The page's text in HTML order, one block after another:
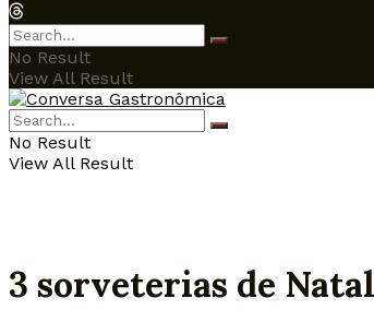
No Result
View All Result
No Result
View All Result
3 sorveterias de